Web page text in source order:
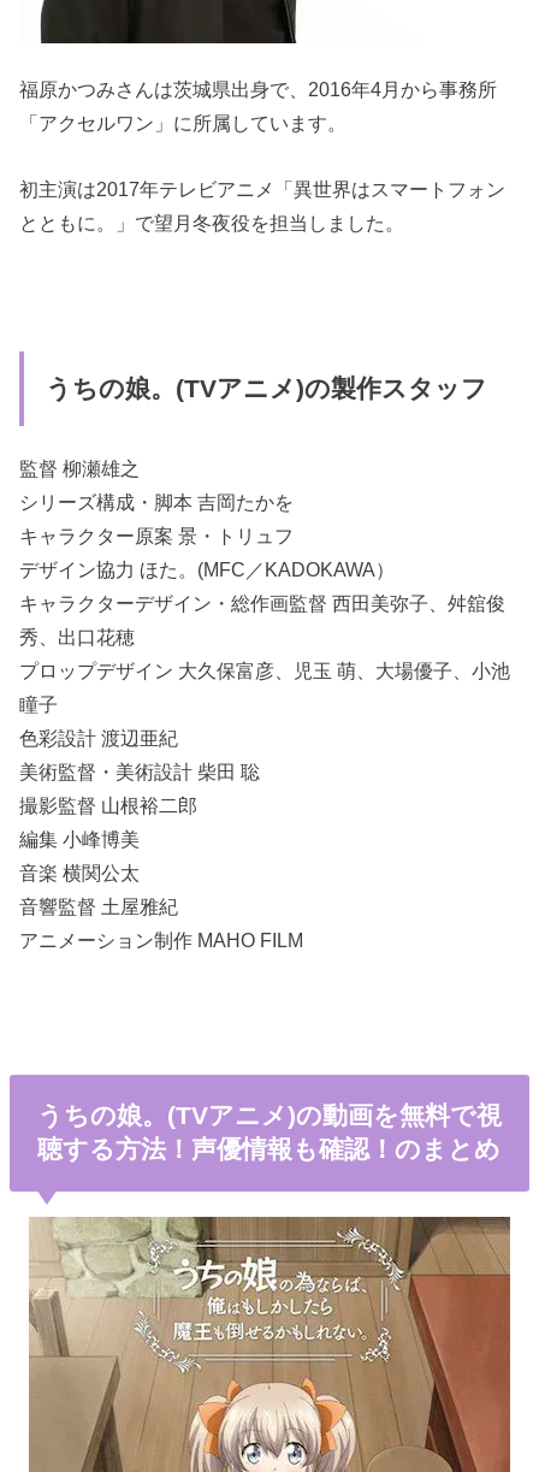
福原かつみさんは茨城県出身で、2016年4月から事務所
「アクセルワン」に所属しています。
初主演は2017年テレビアニメ「異世界はスマートフォン
とともに。」で望月冬夜役を担当しました。
うちの娘。(TVアニメ)の製作スタッフ
監督 柳瀬雄之
シリーズ構成・脚本 吉岡たかを
キャラクター原案 景・トリュフ
デザイン協力 ほた。(MFC／KADOKAWA）
キャラクターデザイン・総作画監督 西田美弥子、舛舘俊
秀、出口花穂
プロップデザイン 大久保富彦、児玉 萌、大場優子、小池
瞳子
色彩設計 渡辺亜紀
美術監督・美術設計 柴田 聡
撮影監督 山根裕二郎
編集 小峰博美
音楽 横関公太
音響監督 土屋雅紀
アニメーション制作 MAHO FILM
うちの娘。(TVアニメ)の動画を無料で視
聴する方法！声優情報も確認！のまとめ